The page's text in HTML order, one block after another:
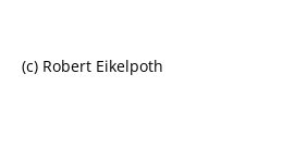
(c) Robert Eikelpoth